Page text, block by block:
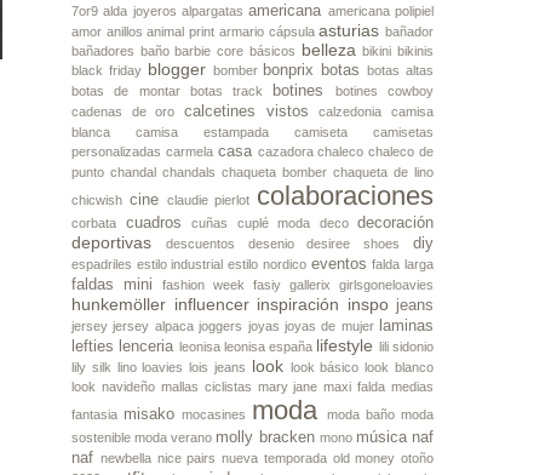
7or9 alda joyeros alpargatas americana americana polipiel
amor anillos animal print armario cápsula asturias bañador
bañadores baño barbie core básicos belleza bikini bikinis
black friday blogger bomber bonprix botas botas altas
botas de montar
botas track botines
botines cowboy
cadenas de oro
calcetines vistos calzedonia
camisa
blanca
camisa estampada camiseta
camisetas
personalizadas carmela casa cazadora chaleco chaleco de
punto chandal chandals chaqueta bomber chaqueta de lino
chicwish cine claudie pierlot colaboraciones
corbata cuadros cuñas cuplé moda deco decoración
deportivas descuentos desenio desiree shoes diy
espadriles estilo industrial estilo nordico eventos falda larga
faldas mini fashion week fasiy gallerix girlsgoneloavies
hunkemöller influencer inspiración inspo jeans
jersey jersey alpaca joggers joyas joyas de mujer
laminas
lefties lenceria leonisa leonisa españa lifestyle lili sidonio
lily silk lino loavies lois jeans look look básico look blanco
look navideño mallas ciclistas mary jane maxi falda medias
fantasia misako mocasines moda moda baño moda
sostenible moda verano molly bracken mono música naf
naf newbella nice pairs nueva temporada old money otoño